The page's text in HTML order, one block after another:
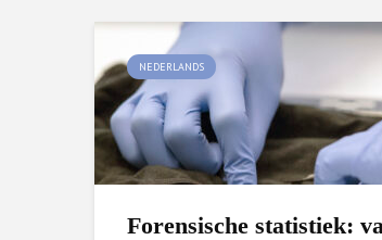
NEDERLANDS
Forensische statistiek: